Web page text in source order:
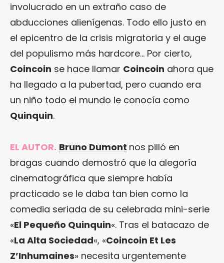
involucrado en un extraño caso de
abducciones alienígenas. Todo ello justo en
el epicentro de la crisis migratoria y el auge
del populismo más hardcore… Por cierto,
Coincoin se hace llamar Coincoin ahora que
ha llegado a la pubertad, pero cuando era
un niño todo el mundo le conocía como
Quinquin.
EL AUTOR. Bruno Dumont nos pilló en
bragas cuando demostró que la alegoría
cinematográfica que siempre había
practicado se le daba tan bien como la
comedia seriada de su celebrada mini-serie
«El Pequeño Quinquin«. Tras el batacazo de
«La Alta Sociedad«, «Coincoin Et Les
Z’Inhumaines» necesita urgentemente